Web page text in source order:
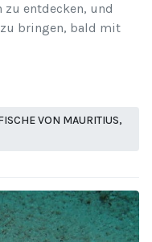
entdecken, und
bringen, bald mit
VON MAURITIUS,